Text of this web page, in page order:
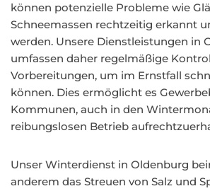
können potenzielle Probleme wie
Schneemassen rechtzeitig erkannt
werden. Unsere Dienstleistungen in
umfassen daher regelmäßige
Vorbereitungen, um im Ernstfall
können. Dies ermöglicht es
Kommunen, auch in den
reibungslosen Betrieb
Unser Winterdienst in Oldenburg
anderem das Streuen von Salz und